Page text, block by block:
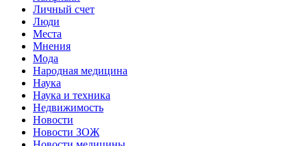
Личный счет
Люди
Места
Мнения
Мода
Народная медицина
Наука
Наука и техника
Недвижимость
Новости
Новости ЗОЖ